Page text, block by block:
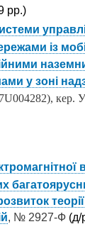
рр.)
із
у зоні
кер.
, № 2927-Ф (д/